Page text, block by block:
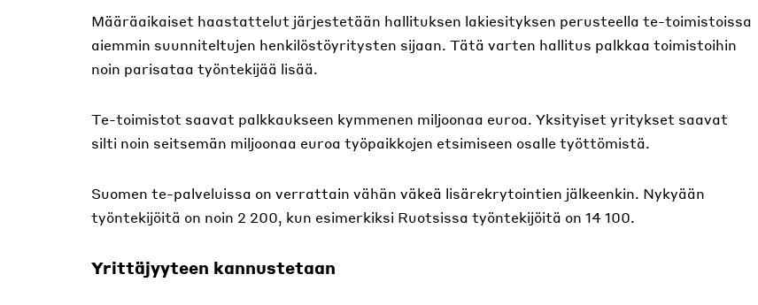
Määräaikaiset haastattelut järjestetään hallituksen lakiesityksen perusteella te-toimistoissa
aiemmin suunniteltujen henkilöstöyritysten sijaan. Tätä varten hallitus palkkaa toimistoihin
noin parisataa työntekijää lisää.
Te-toimistot saavat palkkaukseen kymmenen miljoonaa euroa. Yksityiset yritykset saavat
silti noin seitsemän miljoonaa euroa työpaikkojen etsimiseen osalle työttömistä.
Suomen te-palveluissa on verrattain vähän väkeä lisärekrytointien jälkeenkin. Nykyään
työntekijöitä on noin 2 200, kun esimerkiksi Ruotsissa työntekijöitä on 14 100.
Yrittäjyyteen kannustetaan